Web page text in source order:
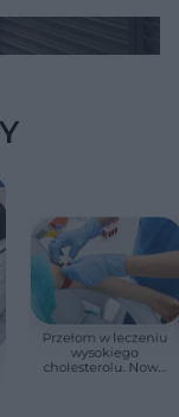
Przełom w leczeniu
wysokiego
cholesterolu. Nowa